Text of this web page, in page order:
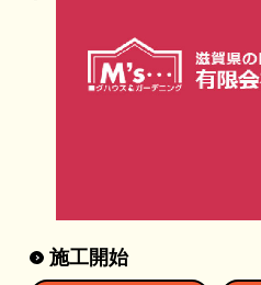
施工開始